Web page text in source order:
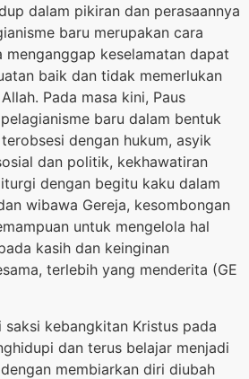
dalam pikiran dan perasaannya
baru merupakan cara
menganggap keselamatan dapat
baik dan tidak memerlukan
Pada masa kini, Paus
baru dalam bentuk
dengan hukum, asyik
dan politik, kekhawatiran
dengan begitu kaku dalam
wibawa Gereja, kesombongan
untuk mengelola hal
kasih dan keinginan
terlebih yang menderita (GE
saksi kebangkitan Kristus pada
dan terus belajar menjadi
membiarkan diri diubah